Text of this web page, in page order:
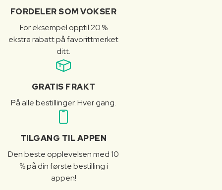
FORDELER SOM VOKSER
For eksempel opptil 20 %
ekstra rabatt på favorittmerket
ditt.
GRATIS FRAKT
På alle bestillinger. Hver gang.
TILGANG TIL APPEN
Den beste opplevelsen med 10
% på din første bestilling i
appen!